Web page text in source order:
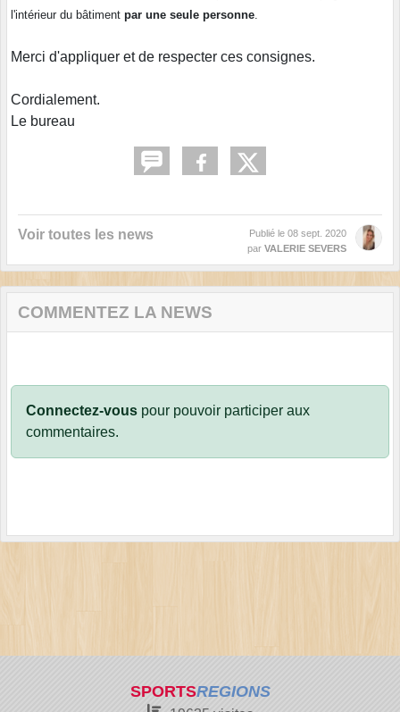
l'intérieur du bâtiment par une seule personne.
Merci d'appliquer et de respecter ces consignes.
Cordialement.
Le bureau
Voir toutes les news Publié le 08 sept. 2020
par VALERIE SEVERS
COMMENTEZ LA NEWS
Connectez-vous pour pouvoir participer aux
commentaires.
SPORTSREGIONS